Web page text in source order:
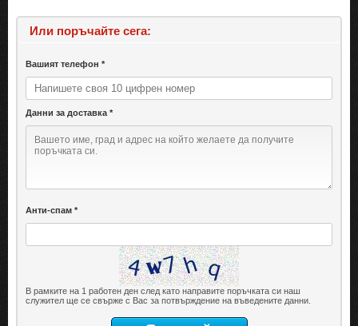
Или поръчайте сега:
Вашият телефон *
Данни за доставка *
Анти-спам *
В рамките на 1 работен ден след като направите поръчката си наш
служител ще се свърже с Вас за потвърждение на въведените данни.